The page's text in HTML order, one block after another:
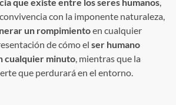
que existe entre los seres humanos,
con la imponente naturaleza,
un rompimientoen cualquier
de cómo el ser humano
cualquier minuto, mientras que la
que perdurará en el entorno.